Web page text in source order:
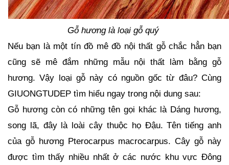
Dự
Kiến
Thức
Hệ
Gỗ hương là loại gỗ quý
Nếu bạn là một tín đồ mê đồ nội thất gỗ chắc hẳn bạn
cũng sẽ mê đắm những mẫu nội thất làm bằng gỗ
hương. Vậy loại gỗ này có nguồn gốc từ đâu? Cùng
GIUONGTUDEP tìm hiểu ngay trong nội dung sau:
Gỗ hương còn có những tên gọi khác là Dáng hương,
song lã, đây là loài cây thuộc họ Đậu. Tên tiếng anh
của gỗ hương Pterocarpus macrocarpus. Cây gỗ này
được tìm thấy nhiều nhất ở các nước khu vực Đông